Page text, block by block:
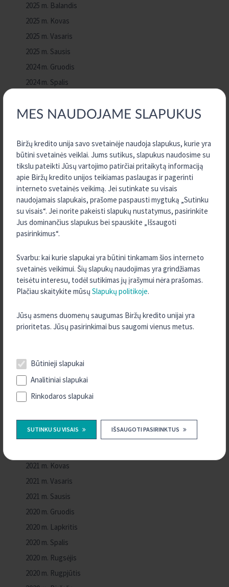
MES NAUDOJAME SLAPUKUS
Biržų kredito unija savo svetainėje naudoja slapukus, kurie yra
būtini svetainės veiklai. Jums sutikus, slapukus naudosime su
tikslu pateikti Jūsų vartojimo patirčiai pritaikytą informaciją
apie Biržų kredito unijos teikiamas paslaugas ir pagerinti
interneto svetainės veikimą. Jei sutinkate su visais
naudojamais slapukais, prašome paspausti mygtuką „Sutinku
su visais“. Jei norite pakeisti slapukų nustatymus, pasirinkite
Jus dominančius slapukus bei spauskite „Išsaugoti
pasirinkimus“.
Svarbu: kai kurie slapukai yra būtini tinkamam šios interneto
svetainės veikimui. Šių slapukų naudojimas yra grindžiamas
teisėtu interesu, todėl sutikimas jų įrašymui nėra prašomas.
Plačiau skaitykite mūsų Slapukų politikoje.
Jūsų asmens duomenų saugumas Biržų kredito unijai yra
prioritetas. Jūsų pasirinkimai bus saugomi vienus metus.
Būtinieji slapukai
Analitiniai slapukai
Rinkodaros slapukai
SUTINKU SU VISAIS IŠSAUGOTI PASIRINKTUS
2025 m. Balandis
2025 m. Kovas
2025 m. Vasaris
2025 m. Sausis
2024 m. Gruodis
2024 m. Spalis
2024 m. Rugpjūtis
2023 m. Gruodis
2023 m. Rugpjūtis
2023 m. Liepa
2023 m. Birželis
2023 m. Vasaris
2022 m. Gruodis
2022 m. Lapkritis
2022 m. Rugpjūtis
2022 m. Gegužė
2022 m. Kovas
2022 m. Vasaris
2022 m. Sausis
2021 m. Spalis
2021 m. Rugsėjis
2021 m. Rugpjūtis
2021 m. Liepa
2021 m. Birželis
2021 m. Gegužė
2021 m. Kovas
2021 m. Vasaris
2021 m. Sausis
2020 m. Gruodis
2020 m. Lapkritis
2020 m. Spalis
2020 m. Rugsėjis
2020 m. Rugpjūtis